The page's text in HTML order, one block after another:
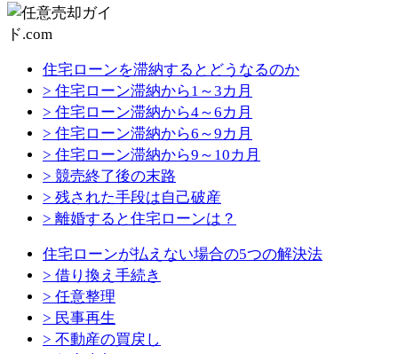
住宅ローンを滞納するとどうなるのか
> 住宅ローン滞納から1～3カ月
> 住宅ローン滞納から4～6カ月
> 住宅ローン滞納から6～9カ月
> 住宅ローン滞納から9～10カ月
> 競売終了後の末路
> 残された手段は自己破産
> 離婚すると住宅ローンは？
住宅ローンが払えない場合の5つの解決法
> 借り換え手続き
> 任意整理
> 民事再生
> 不動産の買戻し